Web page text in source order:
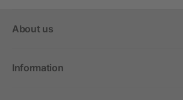
About us
Information